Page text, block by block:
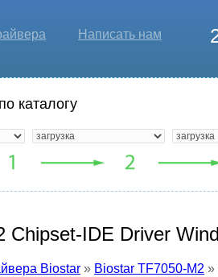
Написать нам
каталогу
Chipset-IDE Driver
Biostar » Biostar TF7050-M2 »